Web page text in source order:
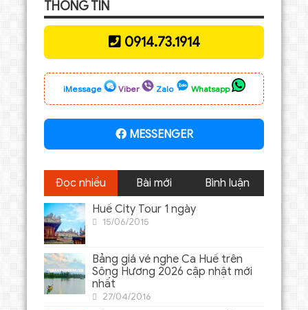
THÔNG TIN
0914.73.1914
iMessage Viber Zalo Whatsapp
MESSENGER
Đọc nhiều Bài mới
Bình luận
Huế City Tour 1 ngày
15/06/2015
Bảng giá vé nghe Ca Huế trên
Sông Hương 2026 cập nhật mới
nhất
27/04/2016